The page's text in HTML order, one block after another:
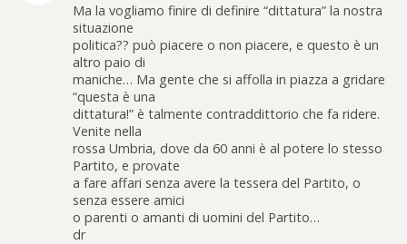
Ma la vogliamo finire di definire “dittatura” la nostra
situazione
politica?? può piacere o non piacere, e questo è un
altro paio di
maniche… Ma gente che si affolla in piazza a gridare
“questa è una
dittatura!” è talmente contraddittorio che fa ridere.
Venite nella
rossa Umbria, dove da 60 anni è al potere lo stesso
Partito, e provate
a fare affari senza avere la tessera del Partito, o
senza essere amici
o parenti o amanti di uomini del Partito…
dr